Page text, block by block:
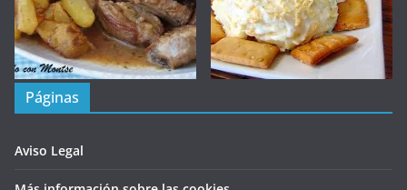
Páginas
Aviso Legal